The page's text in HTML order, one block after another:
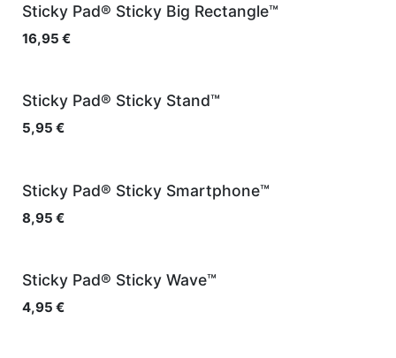
Sticky Pad® Sticky Big Rectangle™
16,95 €
Sticky Pad® Sticky Stand™
5,95 €
Sticky Pad® Sticky Smartphone™
8,95 €
Sticky Pad® Sticky Wave™
4,95 €